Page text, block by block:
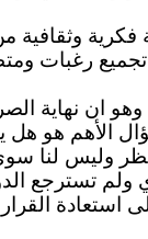
وثقافية
تجميع
نهاية
الأهم هو
لنا سوى
ولم تسترجع